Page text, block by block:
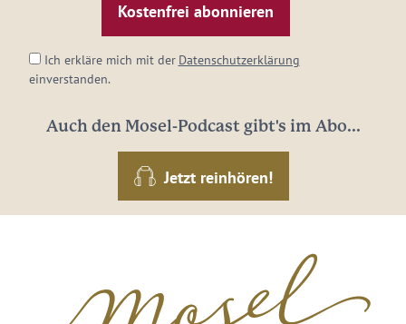
Adresse:
Ich erkläre mich mit der Datenschutzerklärung
einverstanden.
Auch den Mosel-Podcast gibt's im Abo...
Jetzt reinhören!